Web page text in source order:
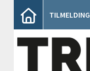
TILMELDING